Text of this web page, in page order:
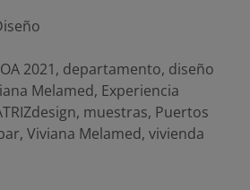
2021, departamento, diseño
Melamed, Experiencia
, muestras, Puertos
, Viviana Melamed, vivienda